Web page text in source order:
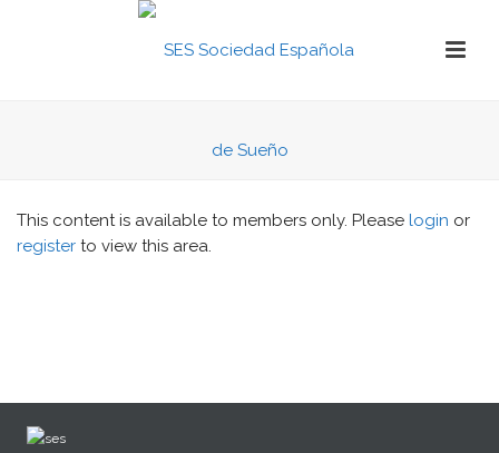
This content is available to members only. Please login or
register to view this area.